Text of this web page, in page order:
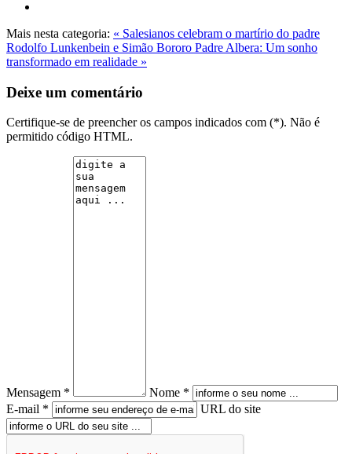
Mais nesta categoria: « Salesianos celebram o martírio do padre
Rodolfo Lunkenbein e Simão Bororo Padre Albera: Um sonho
transformado em realidade »
Deixe um comentário
Certifique-se de preencher os campos indicados com (*). Não é
permitido código HTML.
Mensagem *
Nome *
E-mail *
URL do site